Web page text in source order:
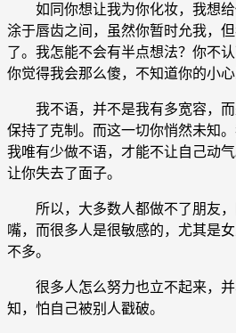
如同你想让我为你化妆，我想给
涂于唇齿之间，虽然你暂时允我，
了。我怎能不会有半点想法？你不
你觉得我会那么傻，不知道你的小心
我不语，并不是我有多宽容，而
保持了克制。而这一切你悄然未知
我唯有少做不语，才能不让自己动
让你失去了面子。
所以，大多数人都做不了朋友，
嘴，而很多人是很敏感的，尤其是
不多。
很多人怎么努力也立不起来，并
知，怕自己被别人戳破。